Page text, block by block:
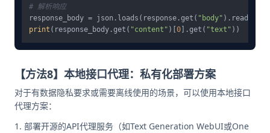
# 解析响应
response_body = json.loads(response.get( "body"
print (response_body.get( "content" )[ 0 ].get( "text"
【方法8】本地接口代理：私有化部署方案
对于有数据隐私要求或需要离线使用的场景，可以使用本地接口
代理方案：
部署开源的API代理服务（如Text Generation WebUI或One